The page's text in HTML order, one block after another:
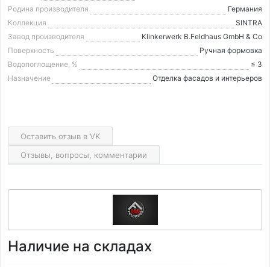
Родина производителя
Германия
Коллекция
SINTRA
Завод производителя
Klinkerwerk B.Feldhaus GmbH & Co
Поверхность
Ручная формовка
Водопоглощение, %
≤ 3
Назначение
Отделка фасадов и интерьеров
Оставить отзыв в VK
Отзывы, вопросы, комментарии
Наличие на складах